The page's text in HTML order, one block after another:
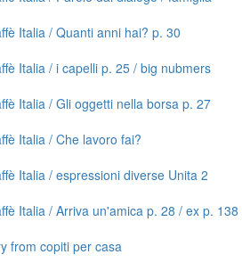
Italia / Quanti anni hai? p. 30
Italia / i capelli p. 25 / big nubmers
Italia / Gli oggetti nella borsa p. 27
Italia / Che lavoro fai?
Italia / espressioni diverse Unita 2
Italia / Arriva un'amica p. 28 / ex p. 138
from copiti per casa